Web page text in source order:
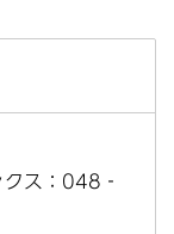
ス：048‐